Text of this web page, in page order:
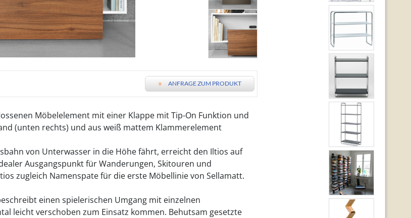
» ANFRAGE ZUM PRODUKT
Möbelelement mit einer Klappe mit Tip-On Funktion und
(unten rechts) und aus weiß mattem Klammerelement
von Unterwasser in die Höhe fährt, erreicht den Iltios auf
Ausgangspunkt für Wanderungen, Skitouren und
zugleich Namenspate für die erste Möbellinie von Sellamatt.
einen spielerischen Umgang mit einzelnen
leicht verschoben zum Einsatz kommen. Behutsam gesetzte